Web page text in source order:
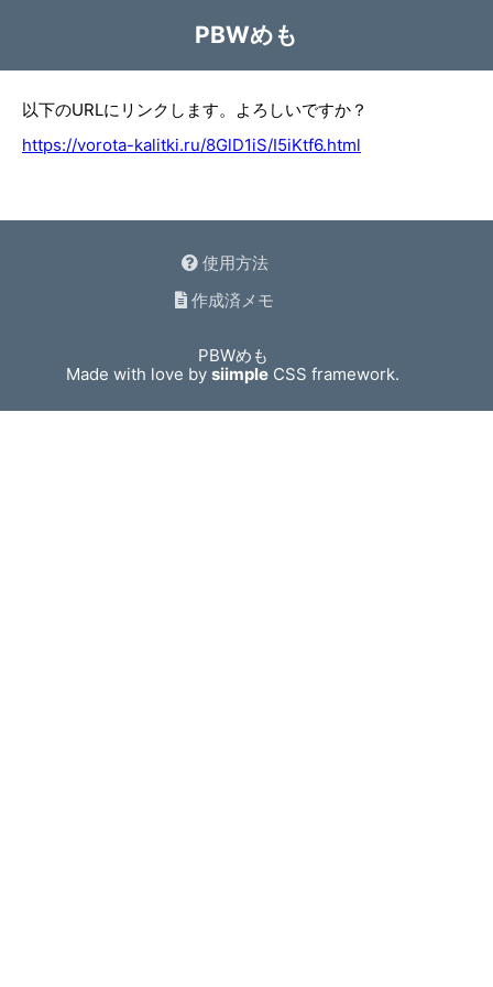
PBWめも
以下のURLにリンクします。よろしいですか？
https://vorota-kalitki.ru/8GlD1iS/I5iKtf6.html
使用方法
作成済メモ
PBWめも
Made with love bysiimple CSS framework.